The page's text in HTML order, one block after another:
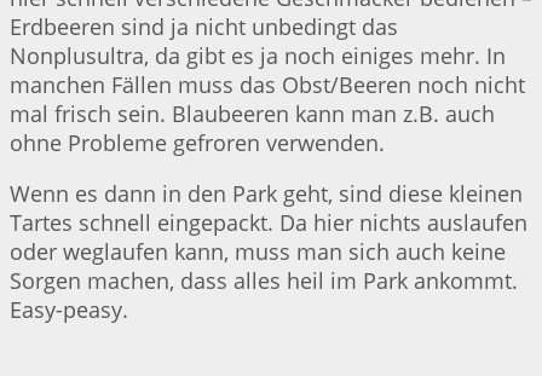
Erdbeeren sind ja nicht unbedingt das
Nonplusultra, da gibt es ja noch einiges mehr. In
manchen Fällen muss das Obst/Beeren noch nicht
mal frisch sein. Blaubeeren kann man z.B. auch
ohne Probleme gefroren verwenden.
Wenn es dann in den Park geht, sind diese kleinen
Tartes schnell eingepackt. Da hier nichts auslaufen
oder weglaufen kann, muss man sich auch keine
Sorgen machen, dass alles heil im Park ankommt.
Easy-peasy.